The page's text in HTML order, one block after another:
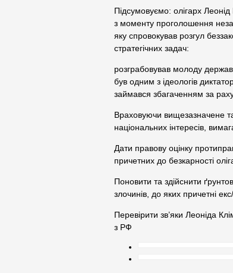
Підсумовуємо: олігарх
з моменту проголошення
яку спровокував розгул
стратегічних задач:
розграбовував молоду
був одним з ідеологів
займався збагаченням за
Враховуючи вищезазначене
національних інтересів,
Дати правову оцінку
причетних до безкарності
Поновити та здійснити
злочинів, до яких причетні
Перевірити зв’яки Леоніда
з РФ